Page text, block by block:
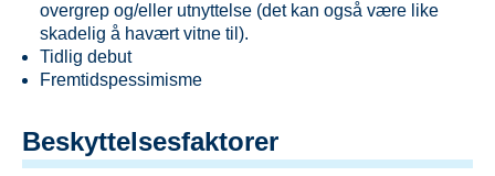
overgrep og/eller utnyttelse (det kan også være like
skadelig å havært vitne til).
Tidlig debut
Fremtidspessimisme
Beskyttelsesfaktorer